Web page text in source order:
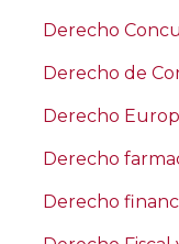
Derecho
Derecho de
Derecho
Derecho
Derecho